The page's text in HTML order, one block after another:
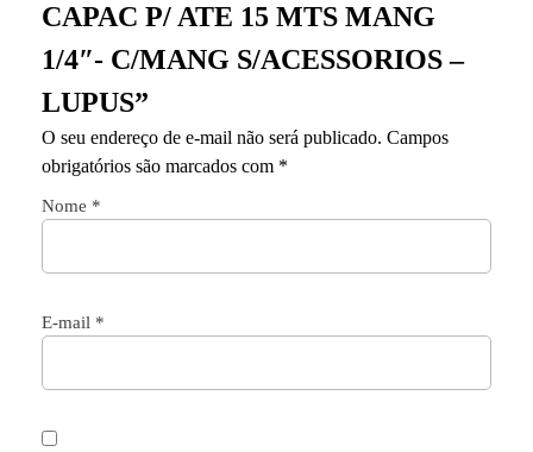
CAPAC P/ ATE 15 MTS MANG
1/4″- C/MANG S/ACESSORIOS –
LUPUS”
O seu endereço de e-mail não será publicado. Campos
obrigatórios são marcados com *
Nome *
E-mail *